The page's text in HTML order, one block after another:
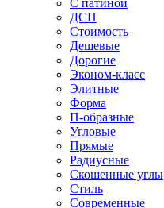
С патиной
ДСП
Стоимость
Дешевые
Дорогие
Эконом-класс
Элитные
Форма
П-образные
Угловые
Прямые
Радиусные
Скошенные углы
Стиль
Современные